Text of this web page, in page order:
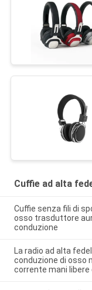
Cuffie ad alta
Cuffie senza fili di
osso trasduttore
conduzione
La radio ad alta
conduzione di osso
corrente mani libere